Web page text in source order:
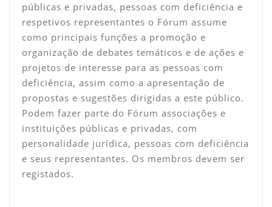
públicas e privadas, pessoas com deficiência e
respetivos representantes o Fórum assume
como principais funções a promoção e
organização de debates temáticos e de ações e
projetos de interesse para as pessoas com
deficiência, assim como a apresentação de
propostas e sugestões dirigidas a este público.
Podem fazer parte do Fórum associações e
instituições públicas e privadas, com
personalidade jurídica, pessoas com deficiência
e seus representantes. Os membros devem ser
registados.